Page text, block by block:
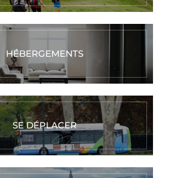
HÉBERGEMENTS
SE DÉPLACER